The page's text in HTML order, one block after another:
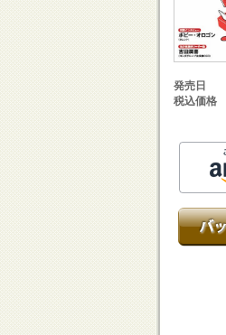
発売日
税込価格